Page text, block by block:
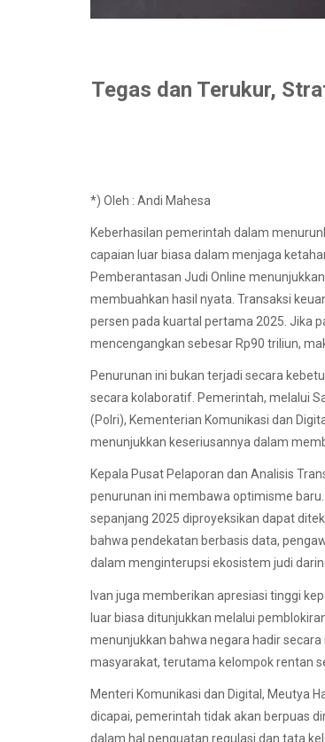
Tegas dan Terukur,
*) Oleh : Andi Mahesa
Keberhasilan pemerintah dalam
capaian luar biasa dalam menjaga
Pemberantasan Judi Online
membuahkan hasil nyata. Transaksi
persen pada kuartal pertama 2025. Jika
mencengangkan sebesar Rp90 triliun,
Penurunan ini bukan terjadi secara
secara kolaboratif. Pemerintah, melalui
(Polri), Kementerian Komunikasi dan
menunjukkan keseriusannya dalam
Kepala Pusat Pelaporan dan Analisis
penurunan ini membawa optimisme
sepanjang 2025 diproyeksikan dapat
bahwa pendekatan berbasis data,
dalam menginterupsi ekosistem judi
Ivan juga memberikan apresiasi tinggi
luar biasa ditunjukkan melalui
menunjukkan bahwa negara hadir
masyarakat, terutama kelompok rentan
Menteri Komunikasi dan Digital, Meutya
dicapai, pemerintah tidak akan berpuas
dalam hal penguatan regulasi dan tata